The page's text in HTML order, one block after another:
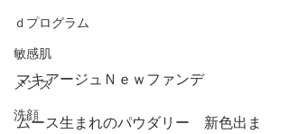
ｄプログラム
敏感肌
メンズ
洗顔
マキアージュＮｅｗファンデ
ムース生まれのパウダリー　新色出ま